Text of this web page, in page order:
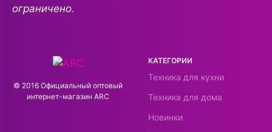
ограничено.
© 2016 Официальный оптовый
интернeт-магазин ARC
КАТЕГОРИИ
Техника для кухни
Техника для дома
Новинки